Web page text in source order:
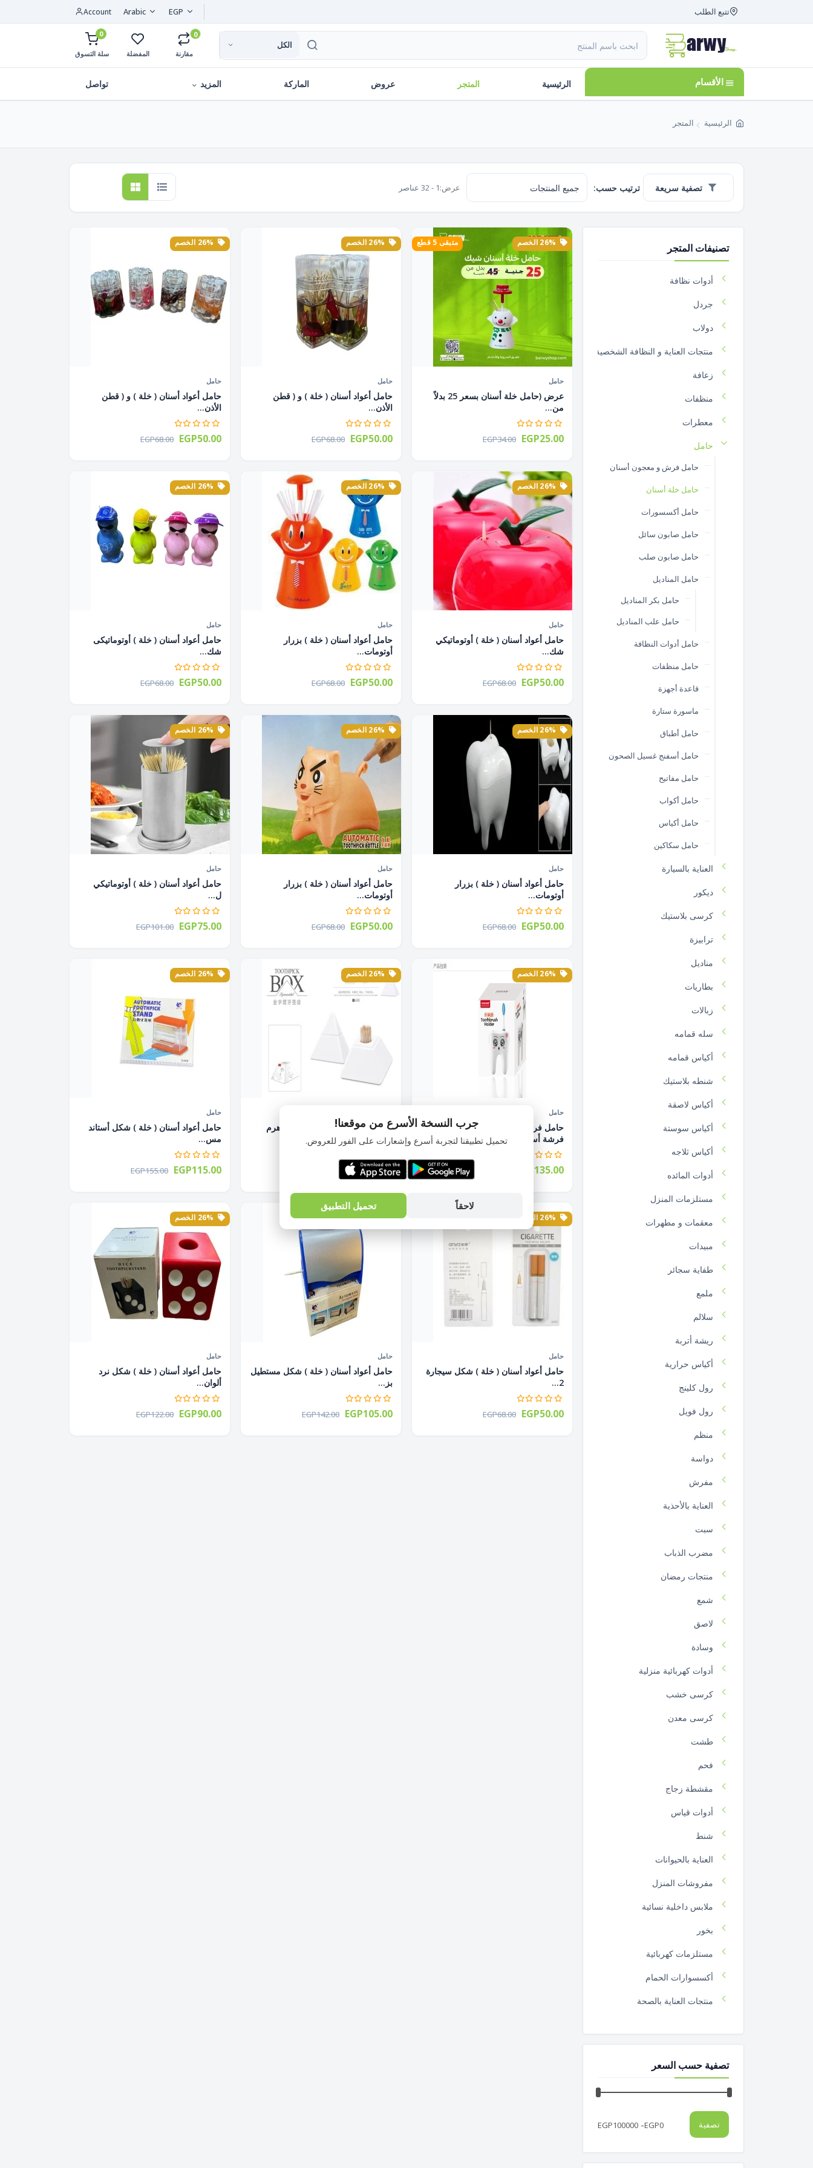
تتبع الطلب EGP
Arabic
Account
الكل
0
مقارنة المفضلة
0
سلة التسوق
الأقسام الرئيسية المتجر عروض الماركة المزيد تواصل
الرئيسية المتجر
تصفية سريعة ترتيب حسب: عرض:1 - 32 عناصر
متبقى 5 قطع
حامل
عرض (حامل خلة أسنان بسعر 25 بدلاً
من...
EGP34.00 EGP25.00
حامل
حامل أعواد أسنان ( خلة ) و ( قطن
الأذن...
EGP68.00 EGP50.00
حامل
حامل أعواد أسنان ( خلة ) و ( قطن
الأذن...
EGP68.00 EGP50.00
حامل
حامل أعواد أسنان ( خلة ) أوتوماتيكي
شك...
EGP68.00 EGP50.00
حامل
حامل أعواد أسنان ( خلة ) بزرار
أوتومات...
EGP68.00 EGP50.00
حامل
حامل أعواد أسنان ( خلة ) أوتوماتيكى
شك...
EGP68.00 EGP50.00
حامل
حامل أعواد أسنان ( خلة ) بزرار
أوتومات...
EGP68.00 EGP50.00
حامل
حامل أعواد أسنان ( خلة ) بزرار
أوتومات...
EGP68.00 EGP50.00
حامل
حامل أعواد أسنان ( خلة ) أوتوماتيكي
ل...
EGP101.00 EGP75.00
حامل
حامل فرش أسنان شكل ضرس لحمل 4
فرشة أسن...
EGP135.00
حامل أعواد أسنان ( خلة ) شكل هرم
أبيض...
EGP94.00 EGP70.00
حامل
حامل أعواد أسنان ( خلة ) شكل أستاند
مس...
EGP155.00 EGP115.00
حامل
حامل أعواد أسنان ( خلة ) شكل سيجارة
2...
EGP68.00 EGP50.00
26% الخصم
حامل
حامل أعواد أسنان ( خلة ) شكل مستطيل
بز...
EGP142.00 EGP105.00
حامل
حامل أعواد أسنان ( خلة ) شكل نرد
ألوان...
EGP122.00 EGP90.00
تصنيفات المتجر
أدوات نظافة
جردل
دولاب
منتجات العناية و النظافة الشخصية
زعافة
منظفات
معطرات
حامل
حامل فرش و معجون أسنان
حامل خلة أسنان
حامل أكسسورات
حامل صابون سائل
حامل صابون صلب
حامل المناديل
حامل بكر المناديل
حامل علب المناديل
حامل أدوات النظافة
حامل منظفات
قاعدة أجهزة
ماسورة ستارة
حامل أطباق
حامل أسفنج غسيل الصحون
حامل مفاتيح
حامل أكواب
حامل أكياس
حامل سكاكين
العناية بالسيارة
ديكور
كرسى بلاستيك
ترابيزة
مناديل
بطاريات
زبالات
سله قمامه
أكياس قمامه
شنطه بلاستيك
أكياس لاصقة
أكياس سوستة
أكياس ثلاجه
أدوات المائده
مستلزمات المنزل
معقمات و مطهرات
مبيدات
طفاية سجائر
ملمع
سلالم
ريشة أتربة
أكياس حرارية
رول كلينج
رول فويل
منظم
دواسة
مفرش
العناية بالأحذية
سبت
مضرب الذباب
منتجات رمضان
شمع
لاصق
وسادة
أدوات كهربائية منزلية
كرسى خشب
كرسى معدن
طشت
فحم
مقشطة زجاج
أدوات قياس
شنط
العناية بالحيوانات
مفروشات المنزل
ملابس داخلية نسائية
بخور
مستلزمات كهربائية
أكسسوارات الحمام
منتجات العناية بالصحة
كشاف
ألعاب
ليف مواعين
شباشب
تصفية حسب السعر
تصفية EGP0
-
EGP100000
جرب النسخة الأسرع من موقعنا!
تحميل تطبيقنا لتجربة أسرع وإشعارات على الفور للعروض.
لاحقاً تحميل التطبيق